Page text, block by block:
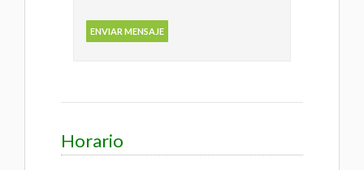
Horario